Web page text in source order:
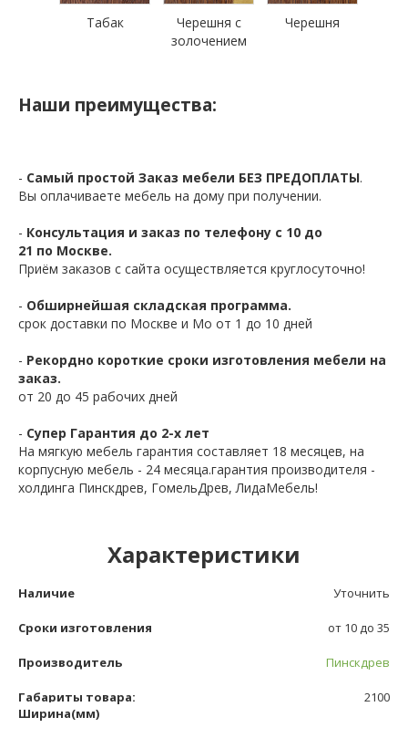
Табак
Черешня с
золочением
Черешня
Наши преимущества:
- Самый простой Заказ мебели БЕЗ ПРЕДОПЛАТЫ.
Вы оплачиваете мебель на дому при получении.
- Консультация и заказ по телефону с 10 до
21 по Москве.
Приём заказов с сайта осуществляется круглосуточно!
- Обширнейшая складская программа.
срок доставки по Москве и Мо от 1 до 10 дней
- Рекордно короткие сроки изготовления мебели на
заказ.
от 20 до 45 рабочих дней
- Супер Гарантия до 2-х лет
На мягкую мебель гарантия составляет 18 месяцев, на
корпусную мебель - 24 месяца.гарантия производителя -
холдинга Пинскдрев, ГомельДрев, ЛидаМебель!
Характеристики
Наличие Уточнить
Сроки изготовления от 10 до 35
Производитель Пинскдрев
Габариты товара:
Ширина(мм)
2100